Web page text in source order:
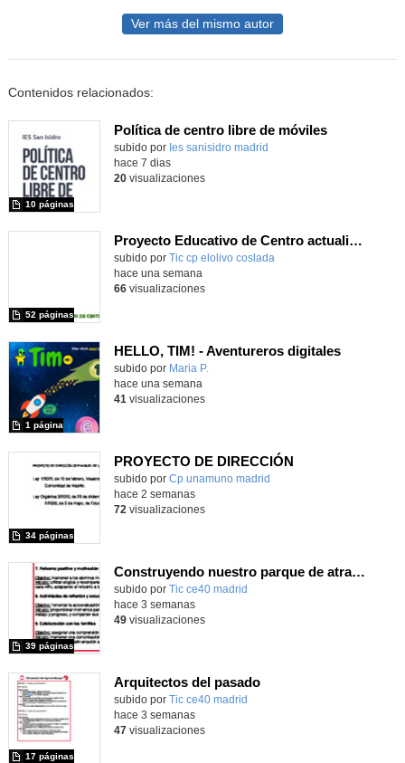
Ver más del mismo autor
Contenidos relacionados:
Política de centro libre de móviles
subido por Ies sanisidro madrid
10 páginas
hace 7 dias
20visualizaciones
Proyecto Educativo de Centro actualizado 2026
subido por Tic cp elolivo coslada
52 páginas
hace una semana
66visualizaciones
HELLO, TIM! - Aventureros digitales
Contenido educativo.
subido por Maria P.
1 página
hace una semana
41 visualizaciones
PROYECTO DE DIRECCIÓN
Contenido educativo.
subido por Cp unamuno madrid
34 páginas
hace 2 semanas
72 visualizaciones
Construyendo nuestro parque de atracciones
subido por Tic ce40 madrid
39 páginas
hace 3 semanas
49visualizaciones
Arquitectos del pasado
subido por Tic ce40 madrid
17 páginas
hace 3 semanas
47visualizaciones